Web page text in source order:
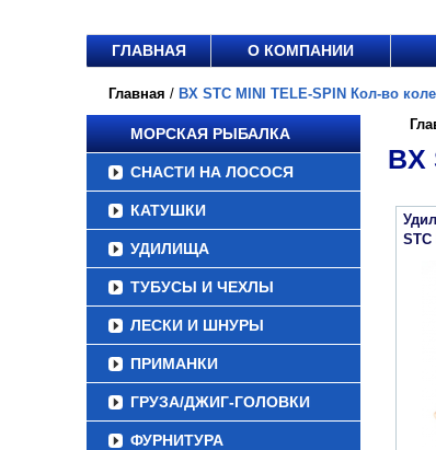
ГЛАВНАЯ О КОМПАНИИ
Главная / BX STC MINI TELE-SPIN Кол-во
МОРСКАЯ РЫБАЛКА
СНАСТИ НА ЛОСОСЯ
КАТУШКИ
УДИЛИЩА
ТУБУСЫ И ЧЕХЛЫ
ЛЕСКИ И ШНУРЫ
ПРИМАНКИ
ГРУЗА/ДЖИГ-ГОЛОВКИ
ФУРНИТУРА
BX
STC